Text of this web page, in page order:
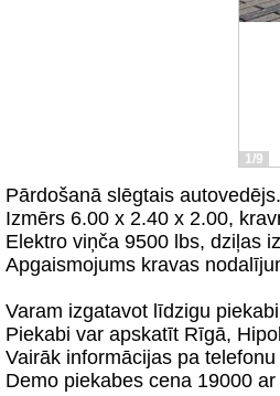
1/9
Pārdošanā slēgtais autovedējs.
Izmērs 6.00 x 2.40 x 2.00,
Elektro viņča 9500 lbs, dziļas
Apgaismojums kravas
Varam izgatavot līdzigu piekabi
Piekabi var apskatīt Rīgā,
Vairāk informācijas pa telefonu
Demo piekabes cena 19000